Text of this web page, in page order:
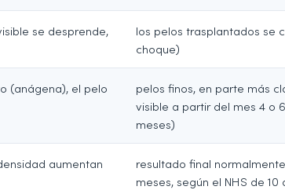
se desprende,
los pelos trasplantados se
choque)
(anágena), el pelo
pelos finos, en parte más
visible a partir del mes 4 o
meses)
aumentan
resultado final
meses, según el NHS de 10